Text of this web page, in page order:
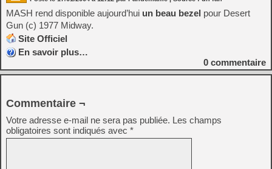
MASH rend disponible aujourd’hui un beau bezel pour Desert
Gun (c) 1977 Midway.
Site Officiel
En savoir plus…
0 commentaire
Commentaire ¬
Votre adresse e-mail ne sera pas publiée. Les champs
obligatoires sont indiqués avec *